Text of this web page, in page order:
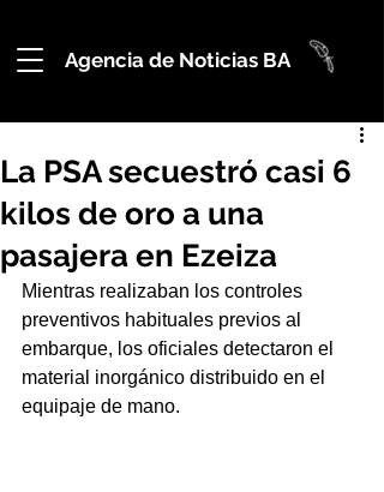
Agencia de Noticias BA
La PSA secuestró casi 6
kilos de oro a una
pasajera en Ezeiza
Mientras realizaban los controles
preventivos habituales previos al
embarque, los oficiales detectaron el
material inorgánico distribuido en el
equipaje de mano.